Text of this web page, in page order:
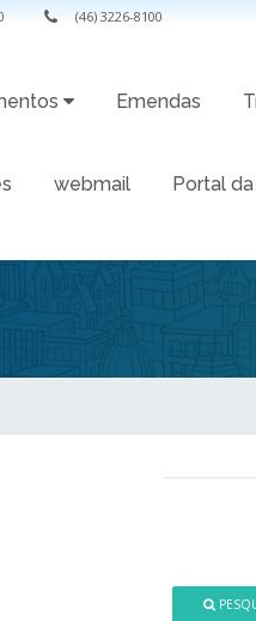
(46) 3226-8100
Emendas
webmail Portal